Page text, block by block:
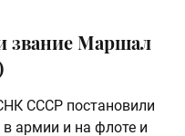
звание Маршал
СССР постановили
армии и на флоте и